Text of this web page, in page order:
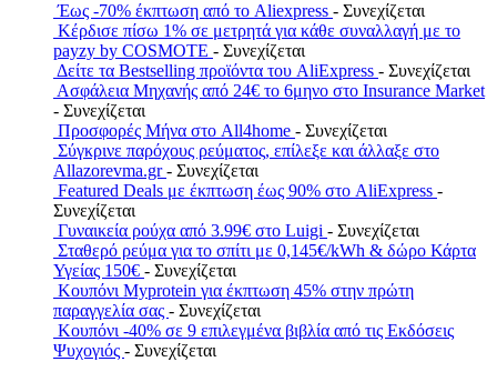
Έως -70% έκπτωση από το Aliexpress - Συνεχίζεται
Κέρδισε πίσω 1% σε μετρητά για κάθε συναλλαγή με το
payzy by COSMOTE - Συνεχίζεται
Δείτε τα Bestselling προϊόντα του AliExpress - Συνεχίζεται
Ασφάλεια Μηχανής από 24€ το 6μηνο στο Insurance Market
- Συνεχίζεται
Προσφορές Μήνα στο All4home - Συνεχίζεται
Σύγκρινε παρόχους ρεύματος, επίλεξε και άλλαξε στο
Allazorevma.gr- Συνεχίζεται
Featured Deals με έκπτωση έως 90% στο AliExpress -
Συνεχίζεται
Γυναικεία ρούχα από 3.99€ στο Luigi - Συνεχίζεται
Σταθερό ρεύμα για το σπίτι με 0,145€/kWh & δώρο Κάρτα
Υγείας 150€ - Συνεχίζεται
Κουπόνι Myprotein για έκπτωση 45% στην πρώτη
παραγγελία σας - Συνεχίζεται
Κουπόνι -40% σε 9 επιλεγμένα βιβλία από τις Εκδόσεις
Ψυχογιός - Συνεχίζεται